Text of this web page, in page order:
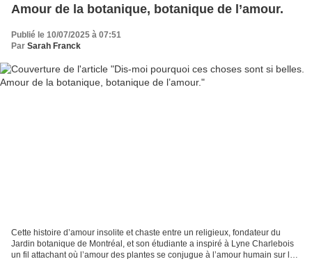
Amour de la botanique, botanique de l’amour.
Publié le 10/07/2025 à 07:51
Par Sarah Franck
Cette histoire d’amour insolite et chaste entre un religieux, fondateur du
Jardin botanique de Montréal, et son étudiante a inspiré à Lyne Charlebois
un fil attachant où l’amour des plantes se conjugue à l’amour humain sur la